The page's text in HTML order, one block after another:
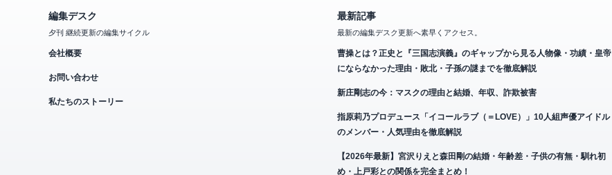
編集デスク
夕刊 継続更新の編集サイクル
会社概要
お問い合わせ
私たちのストーリー
最新記事
最新の編集デスク更新へ素早くアクセス。
曹操とは？正史と『三国志演義』のギャップから見る人物像・功績・皇帝
にならなかった理由・敗北・子孫の謎までを徹底解説
新庄剛志の今：マスクの理由と結婚、年収、詐欺被害
指原莉乃プロデュース「イコールラブ（＝LOVE）」10人組声優アイドル
のメンバー・人気理由を徹底解説
【2026年最新】宮沢りえと森田剛の結婚・年齢差・子供の有無・馴れ初
め・上戸彩との関係を完全まとめ！